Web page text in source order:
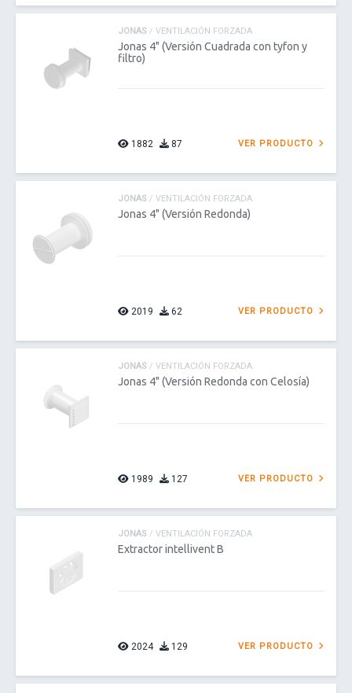
JONAS / VENTILACIÓN FORZADA
Jonas 4" (Versión Cuadrada con tyfon y
filtro)
1882 87 VER PRODUCTO
JONAS / VENTILACIÓN FORZADA
Jonas 4" (Versión Redonda)
2019 62 VER PRODUCTO
JONAS / VENTILACIÓN FORZADA
Jonas 4" (Versión Redonda con Celosía)
1989 127 VER PRODUCTO
JONAS / VENTILACIÓN FORZADA
Extractor intellivent B
2024 129 VER PRODUCTO